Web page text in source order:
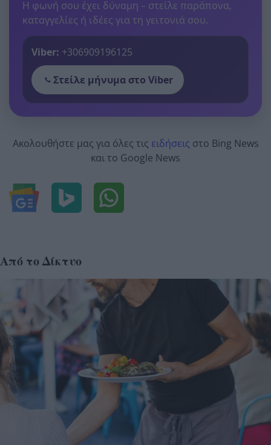
Η φωνή σου έχει δύναμη – στείλε παράπονα,
καταγγελίες ή ιδέες για τη γειτονιά σου.
Viber: +306909196125
Στείλε μήνυμα στο Viber
Ακολουθήστε μας για όλες τις ειδήσεις στο Bing News
και το Google News
Από το Δίκτυο